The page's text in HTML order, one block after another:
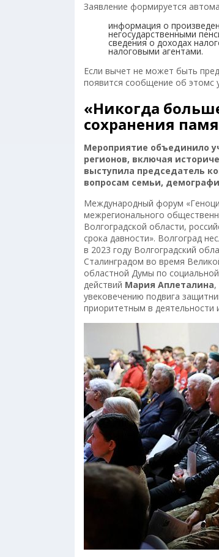
Заявление формируется
информация о
негосударственными
сведения о доходах
налоговыми агентами.
Если вычет не может быть
появится сообщение об этомс
«Никогда
сохранения
Мероприятие объединило
регионов, включая
выступила председатель
вопросам семьи,
Международный форум
межрегионального
Волгоградской области,
срока давности». Волгоград
в 2023 году Волгоградский
Сталинградом во время
областной Думы по
действий Мария Аплеталина,
увековечению подвига
приоритетным в деятельности